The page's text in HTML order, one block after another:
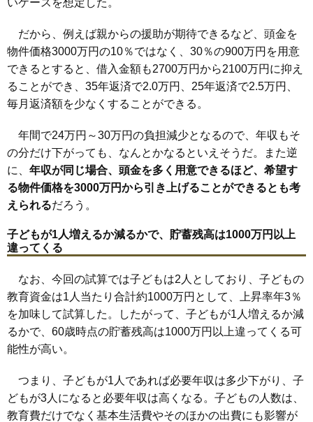
だから、例えば親からの援助が期待できるなど、頭金を
物件価格3000万円の10％ではなく、30％の900万円を用意
できるとすると、借入金額も2700万円から2100万円に抑え
ることができ、35年返済で2.0万円、25年返済で2.5万円、
毎月返済額を少なくすることができる。
年間で24万円～30万円の負担減少となるので、年収もそ
の分だけ下がっても、なんとかなるといえそうだ。また逆
に、 年収が同じ場合、頭金を多く用意できるほど、希望す
る物件価格を3000万円から引き上げることができるとも考
えられるだろう。
子どもが1人増えるか減るかで、貯蓄残高は1000万円以上
違ってくる
なお、今回の試算では子どもは2人としており、子どもの
教育資金は1人当たり合計約1000万円として、上昇率年3％
を加味して試算した。したがって、子どもが1人増えるか減
るかで、60歳時点の貯蓄残高は1000万円以上違ってくる可
能性が高い。
つまり、子どもが1人であれば必要年収は多少下がり、子
どもが3人になると必要年収は高くなる。子どもの人数は、
教育費だけでなく基本生活費やそのほかの出費にも影響が